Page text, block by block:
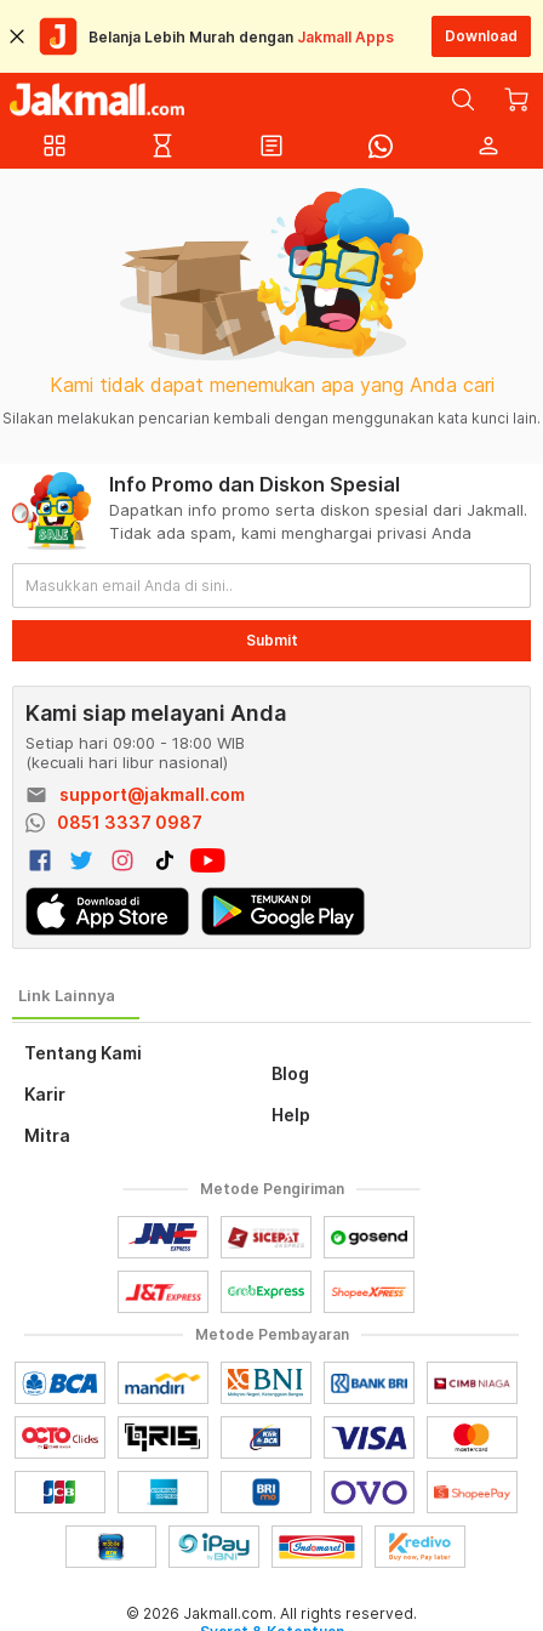
Belanja Lebih Murah dengan Jakmall Apps Download
grid_view hourglass_empty article person
Kami tidak dapat menemukan apa yang Anda cari
Silakan melakukan pencarian kembali dengan menggunakan kata kunci lain.
Tentang Kami
Karir
Mitra
Blog
Help
Info Promo dan Diskon Spesial
Dapatkan info promo serta diskon spesial dari Jakmall.
Tidak ada spam, kami menghargai privasi Anda
Submit
Kami siap melayani Anda
Setiap hari 09:00 - 18:00 WIB
(kecuali hari libur nasional)
email
support@jakmall.com
0851 3337 0987
Metode Pembayaran
Metode Pengiriman
© 2026 Jakmall.com. All rights reserved.